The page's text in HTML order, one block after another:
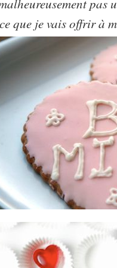
pas
que je vais offrir à